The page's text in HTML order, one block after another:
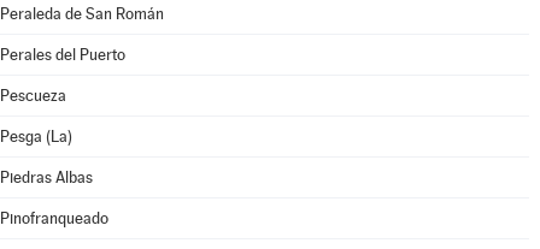
Peraleda de San Román
Perales del Puerto
Pescueza
Pesga (La)
Piedras Albas
Pinofranqueado